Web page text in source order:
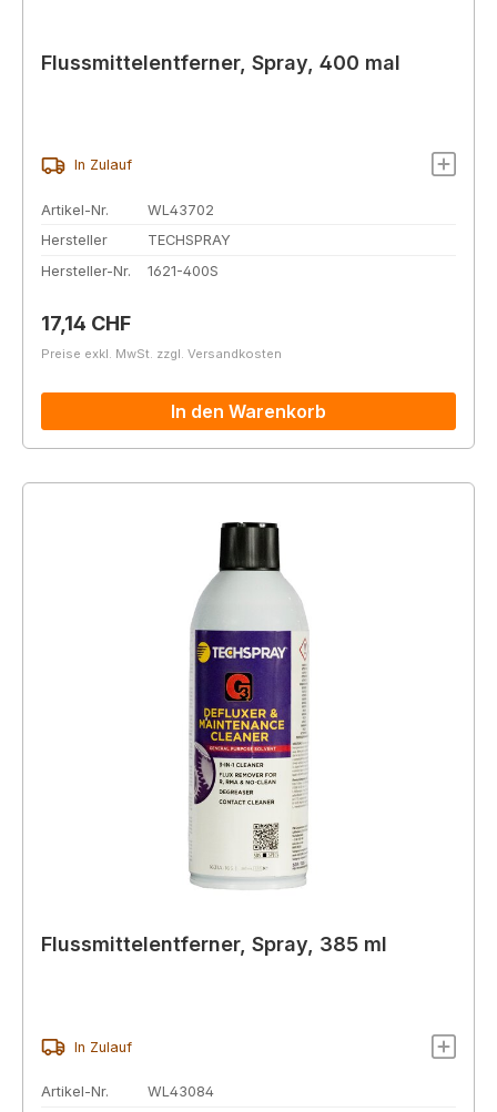
Flussmittelentferner, Spray, 400 mal
In Zulauf
Artikel-Nr.
WL43702
Hersteller
TECHSPRAY
Hersteller-Nr.
1621-400S
Regulärer Preis:
17,14 CHF
Preise exkl. MwSt. zzgl. Versandkosten
In den Warenkorb
Flussmittelentferner, Spray, 385 ml
In Zulauf
Artikel-Nr.
WL43084